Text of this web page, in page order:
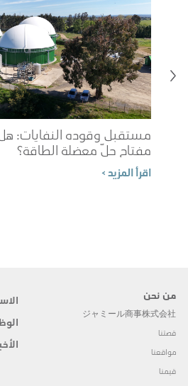
مستقبل وقوده النفايات:
مفتاح حلّ معضلة الطاقة؟
اقرأ المزيد >
من نحن
ジャミール商事株式会社
قصتنا
مواقعنا
قيمنا